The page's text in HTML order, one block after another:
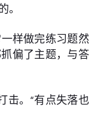
。
样做完练习题然
偏了主题，与答
击。“有点失落也